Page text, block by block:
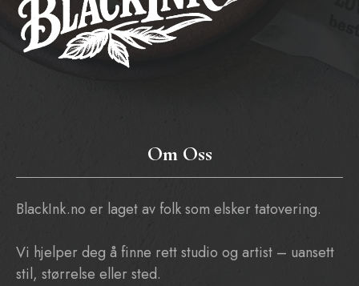
Om Oss
BlackInk.no er laget av folk som elsker tatovering.
Vi hjelper deg å finne rett studio og artist – uansett
stil, størrelse eller sted.